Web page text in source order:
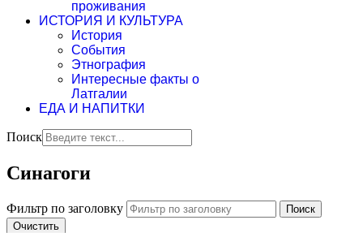
проживания
ИСТОРИЯ И КУЛЬТУРА
История
События
Этнография
Интересные факты о
Латгалии
ЕДА И НАПИТКИ
Поиск
Синагоги
Фильтр по заголовку
Поиск
Очистить